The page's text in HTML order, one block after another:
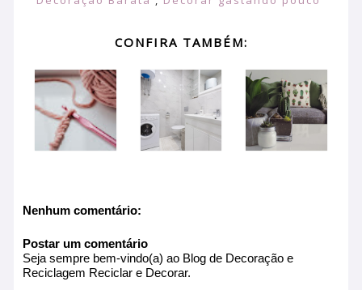
CONFIRA TAMBÉM:
Nenhum comentário:
Postar um comentário
Seja sempre bem-vindo(a) ao Blog de Decoração e
Reciclagem Reciclar e Decorar.